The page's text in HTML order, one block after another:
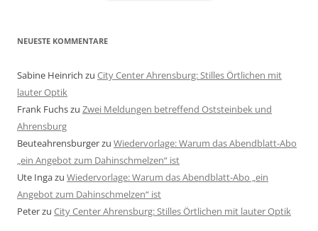
NEUESTE KOMMENTARE
Sabine Heinrich zu City Center Ahrensburg: Stilles Örtlichen mit
lauter Optik
Frank Fuchszu Zwei Meldungen betreffend Oststeinbek und
Ahrensburg
Beuteahrensburgerzu Wiedervorlage: Warum das Abendblatt-Abo
„ein Angebot zum Dahinschmelzen“ ist
Ute Ingazu Wiedervorlage: Warum das Abendblatt-Abo „ein
Angebot zum Dahinschmelzen“ ist
Peterzu City Center Ahrensburg: Stilles Örtlichen mit lauter Optik